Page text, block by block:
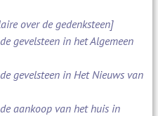
over de gedenksteen]
gevelsteen in het Algemeen
gevelsteen in Het Nieuws van
aankoop van het huis in